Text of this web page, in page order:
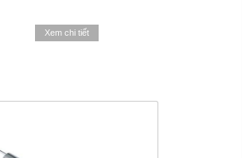
Xem chi tiết